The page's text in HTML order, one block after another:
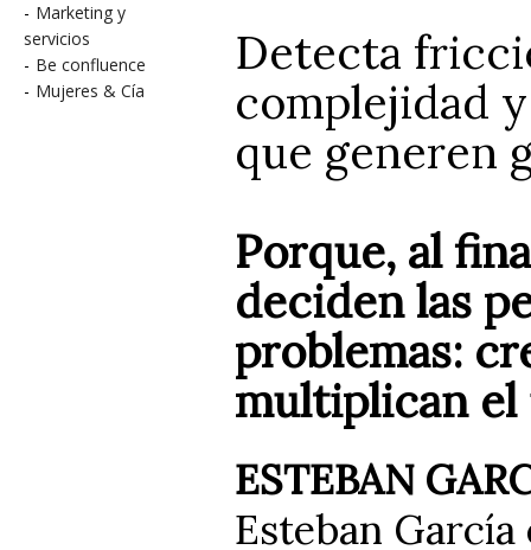
- Marketing y
servicios
- Be confluence
- Mujeres & Cía
Detecta
complejidad
que generen
Porque, al
deciden las
problemas:
multiplican el
ESTEBAN
Esteban